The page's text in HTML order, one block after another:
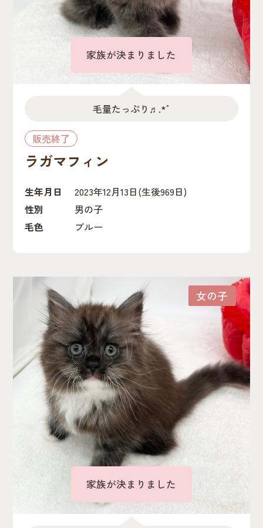
家族が決まりました
毛量たっぷり♬.*ﾟ
販売終了
ラガマフィン
生年月日 2023年12月13日(生後969日)
性別
男の子
毛色
ブルー
女の子
家族が決まりました